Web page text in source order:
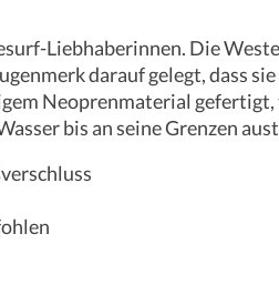
Liebhaberinnen. Die
darauf gelegt, dass
Neoprenmaterial
bis an seine Grenzen